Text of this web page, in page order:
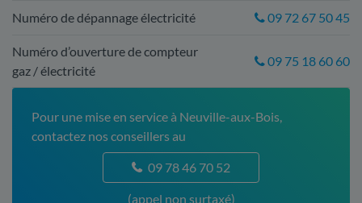
Numéro de dépannage électricité 09 72 67 50 45
Numéro d’ouverture de compteur
gaz / électricité
09 75 18 60 60
Pour une mise en service à Neuville-aux-Bois,
contactez nos conseillers au
09 78 46 70 52
(appel non surtaxé)